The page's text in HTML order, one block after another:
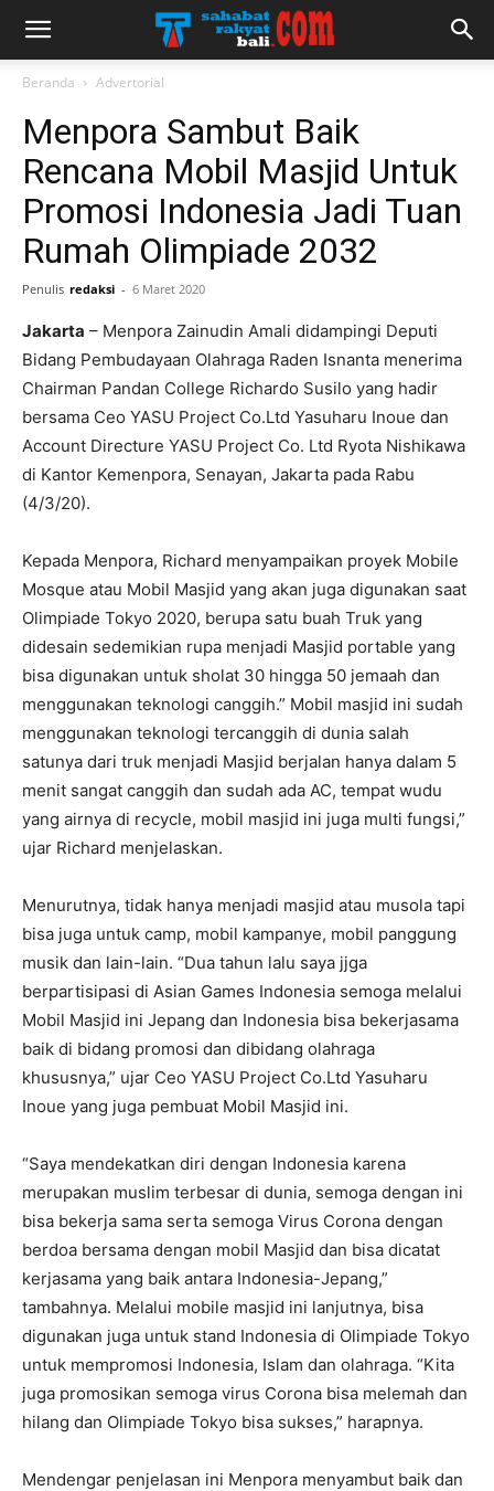
Beranda Advertorial
Menpora Sambut Baik
Rencana Mobil Masjid Untuk
Promosi Indonesia Jadi Tuan
Rumah Olimpiade 2032
Penulis redaksi - 6 Maret 2020
Jakarta – Menpora Zainudin Amali didampingi Deputi
Bidang Pembudayaan Olahraga Raden Isnanta menerima
Chairman Pandan College Richardo Susilo yang hadir
bersama Ceo YASU Project Co.Ltd Yasuharu Inoue dan
Account Directure YASU Project Co. Ltd Ryota Nishikawa
di Kantor Kemenpora, Senayan, Jakarta pada Rabu
(4/3/20).
Kepada Menpora, Richard menyampaikan proyek Mobile
Mosque atau Mobil Masjid yang akan juga digunakan saat
Olimpiade Tokyo 2020, berupa satu buah Truk yang
didesain sedemikian rupa menjadi Masjid portable yang
bisa digunakan untuk sholat 30 hingga 50 jemaah dan
menggunakan teknologi canggih.” Mobil masjid ini sudah
menggunakan teknologi tercanggih di dunia salah
satunya dari truk menjadi Masjid berjalan hanya dalam 5
menit sangat canggih dan sudah ada AC, tempat wudu
yang airnya di recycle, mobil masjid ini juga multi fungsi,”
ujar Richard menjelaskan.
Menurutnya, tidak hanya menjadi masjid atau musola tapi
bisa juga untuk camp, mobil kampanye, mobil panggung
musik dan lain-lain. “Dua tahun lalu saya jjga
berpartisipasi di Asian Games Indonesia semoga melalui
Mobil Masjid ini Jepang dan Indonesia bisa bekerjasama
baik di bidang promosi dan dibidang olahraga
khususnya,” ujar Ceo YASU Project Co.Ltd Yasuharu
Inoue yang juga pembuat Mobil Masjid ini.
“Saya mendekatkan diri dengan Indonesia karena
merupakan muslim terbesar di dunia, semoga dengan ini
bisa bekerja sama serta semoga Virus Corona dengan
berdoa bersama dengan mobil Masjid dan bisa dicatat
kerjasama yang baik antara Indonesia-Jepang,”
tambahnya. Melalui mobile masjid ini lanjutnya, bisa
digunakan juga untuk stand Indonesia di Olimpiade Tokyo
untuk mempromosi Indonesia, Islam dan olahraga. “Kita
juga promosikan semoga virus Corona bisa melemah dan
hilang dan Olimpiade Tokyo bisa sukses,” harapnya.
Mendengar penjelasan ini Menpora menyambut baik dan